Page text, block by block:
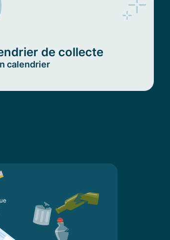
de collecte
calendrier